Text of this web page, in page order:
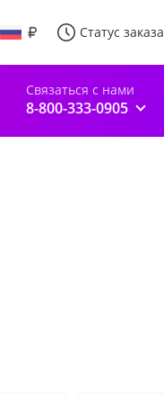
Статус заказа
Связаться с нами
8-800-333-0905